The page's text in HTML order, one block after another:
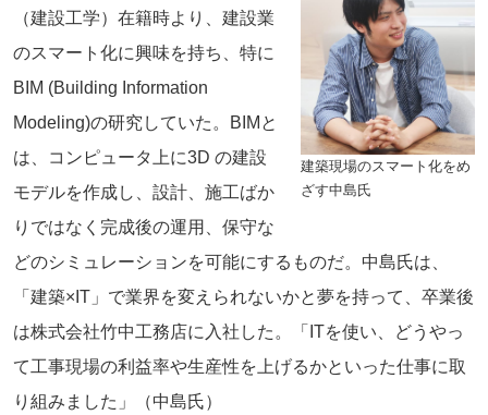
建築現場のスマート化をめ
ざす中島氏
（建設工学）在籍時より、建設業
のスマート化に興味を持ち、特に
BIM (Building Information
Modeling)の研究していた。BIMと
は、コンピュータ上に3D の建設
モデルを作成し、設計、施工ばか
りではなく完成後の運用、保守な
どのシミュレーションを可能にするものだ。中島氏は、
「建築×IT」で業界を変えられないかと夢を持って、卒業後
は株式会社竹中工務店に入社した。「ITを使い、どうやっ
て工事現場の利益率や生産性を上げるかといった仕事に取
り組みました」（中島氏）